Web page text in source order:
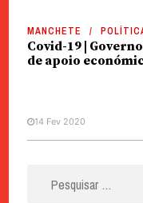
MANCHETE
Covid-19 |
de apoio
14 Fev 2020